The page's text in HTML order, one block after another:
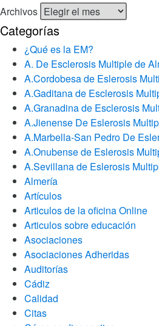
Archivos
Categorías
¿Qué es la EM?
A. De Esclerosis Multiple de
A.Cordobesa de Eslerosis
A.Gaditana de Esclerosis
A.Granadina de Esclerosis
A.Jienense De Eslerosis
A.Marbella-San Pedro De
A.Onubense de Eslerosis
A.Sevillana de Eslerosis
Almería
Artículos
Articulos de la oficina Online
Articulos sobre educación
Asociaciones
Asociaciones Adheridas
Auditorías
Cádiz
Calidad
Citas